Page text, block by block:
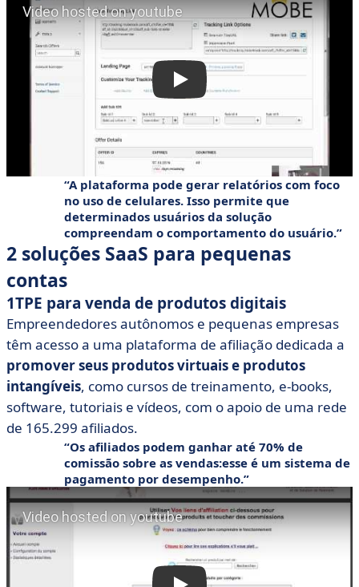
A plataforma pode gerar relatórios com foco
no uso de celulares. Isso permite que
determinados usuários da solução
compreendam o comportamento do usuário.
2 soluções SaaS para pequenas
contas
1TPE para venda de produtos digitais
Empreendedores autônomos e pequenas empresas
têm acesso a uma plataforma de afiliação dedicada a
promover seus produtos virtuais e produtos
intangíveis, como cursos de treinamento, e-books,
software, tutoriais e vídeos, com o apoio de uma rede
de 165.299 afiliados.
Os afiliados podem ganhar até 70% de
comissão sobre as vendas:esse é um sistema de
pagamento por desempenho.